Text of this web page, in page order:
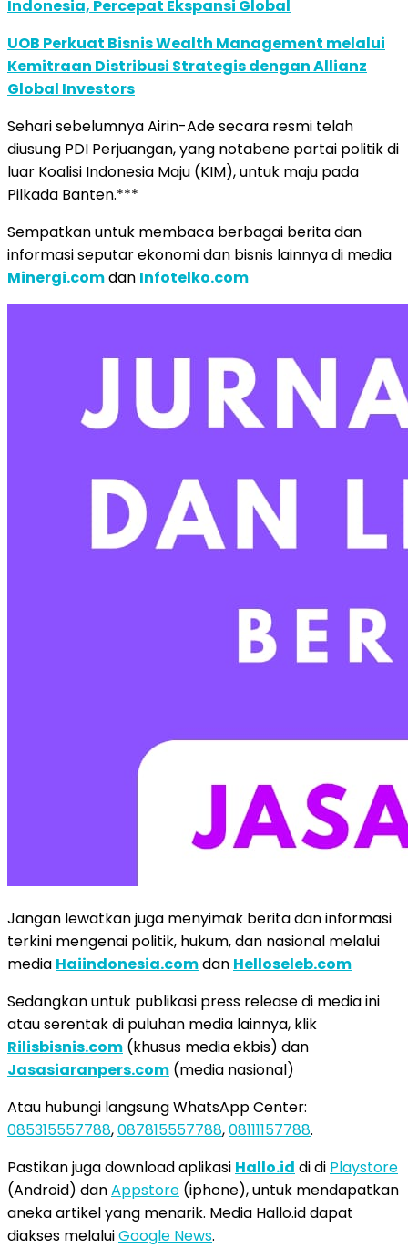
Indonesia, Percepat Ekspansi Global
UOB Perkuat Bisnis Wealth Management melalui
Kemitraan Distribusi Strategis dengan Allianz
Global Investors
Sehari sebelumnya Airin-Ade secara resmi telah
diusung PDI Perjuangan, yang notabene partai politik di
luar Koalisi Indonesia Maju (KIM), untuk maju pada
Pilkada Banten.***
Sempatkan untuk membaca berbagai berita dan
informasi seputar ekonomi dan bisnis lainnya di media
Minergi.comdan Infotelko.com
Jangan lewatkan juga menyimak berita dan informasi
terkini mengenai politik, hukum, dan nasional melalui
media Haiindonesia.comdan Helloseleb.com
Sedangkan untuk publikasi press release di media ini
atau serentak di puluhan media lainnya, klik
Rilisbisnis.com (khusus media ekbis) dan
Jasasiaranpers.com (media nasional)
Atau hubungi langsung WhatsApp Center:
085315557788,087815557788,08111157788.
Pastikan juga download aplikasi Hallo.id di di Playstore
(Android) danAppstore (iphone), untuk mendapatkan
aneka artikel yang menarik. Media Hallo.id dapat
diakses melaluiGoogle News.